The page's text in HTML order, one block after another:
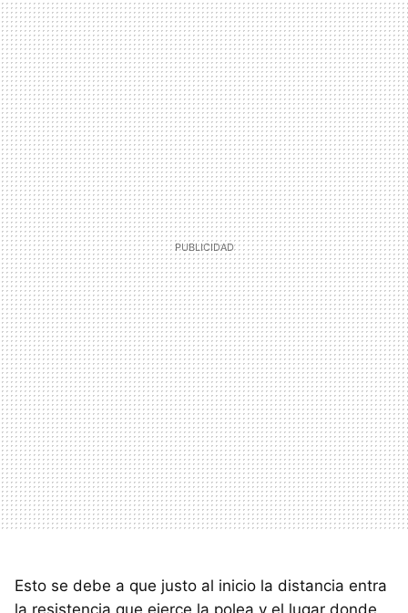
Esto se debe a que justo al inicio la distancia entra
la resistencia que ejerce la polea y el lugar donde